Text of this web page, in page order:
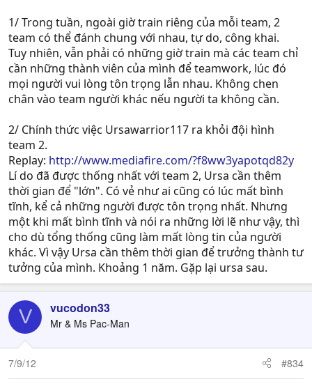
1/ Trong tuần, ngoài giờ train riêng của mỗi team, 2
team có thể đánh chung với nhau, tự do, công khai.
Tuy nhiên, vẫn phải có những giờ train mà các team chỉ
cần những thành viên của mình để teamwork, lúc đó
mọi người vui lòng tôn trọng lẫn nhau. Không chen
chân vào team người khác nếu người ta không cần.
2/ Chính thức việc Ursawarrior117 ra khỏi đội hình
team 2.
Replay: http://www.mediafire.com/?f8ww3yapotqd82y
Lí do đã được thống nhất với team 2, Ursa cần thêm
thời gian để "lớn". Có vẻ như ai cũng có lúc mất bình
tĩnh, kể cả những người được tôn trọng nhất. Nhưng
một khi mất bình tĩnh và nói ra những lời lẽ như vậy, thì
cho dù tổng thống cũng làm mất lòng tin của người
khác. Vì vậy Ursa cần thêm thời gian để trưởng thành tư
tưởng của mình. Khoảng 1 năm. Gặp lại ursa sau.
V vucodon33
Mr & Ms Pac-Man
7/9/12 #834